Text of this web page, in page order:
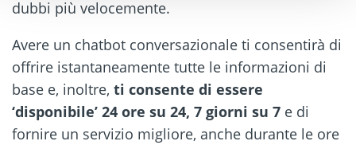
dubbi più velocemente.
Avere un chatbot conversazionale ti consentirà di
offrire istantaneamente tutte le informazioni di
base e, inoltre, ti consente di essere
‘disponibile’ 24 ore su 24, 7 giorni su 7 e di
fornire un servizio migliore, anche durante le ore